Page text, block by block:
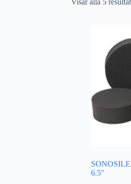
Visar alla 5 resultat
6.5″